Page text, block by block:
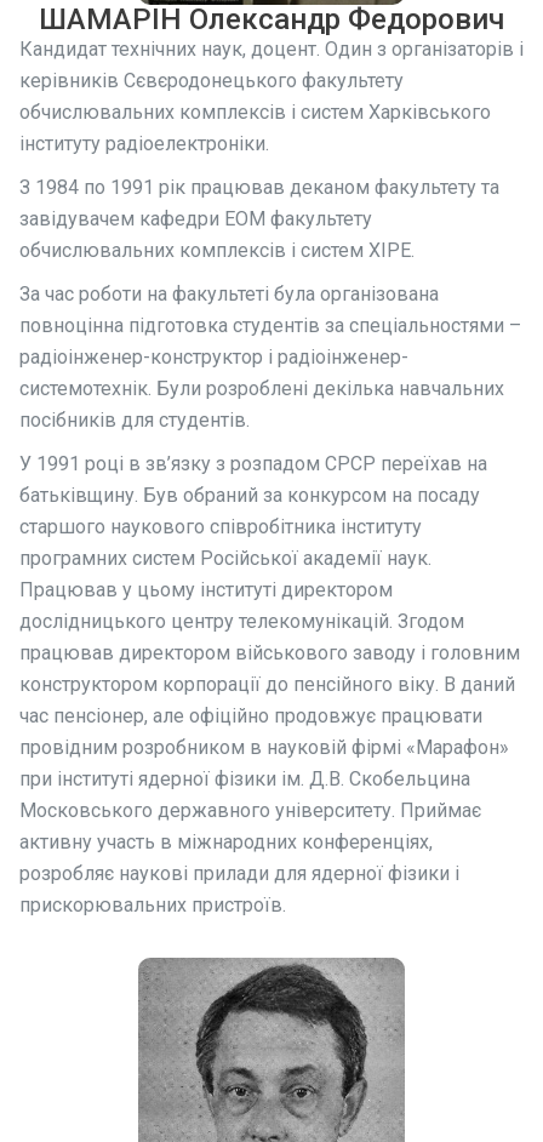
ШАМАРІН Олександр Федорович
Кандидат технічних наук, доцент. Один з організаторів і
керівників Сєвєродонецького факультету
обчислювальних комплексів і систем Харківського
інституту радіоелектроніки.
З 1984 по 1991 рік працював деканом факультету та
завідувачем кафедри ЕОМ факультету
обчислювальних комплексів і систем ХІРЕ.
За час роботи на факультеті була організована
повноцінна підготовка студентів за спеціальностями –
радіоінженер-конструктор і радіоінженер-
системотехнік. Були розроблені декілька навчальних
посібників для студентів.
У 1991 році в зв’язку з розпадом СРСР переїхав на
батьківщину. Був обраний за конкурсом на посаду
старшого наукового співробітника інституту
програмних систем Російської академії наук.
Працював у цьому інституті директором
дослідницького центру телекомунікацій. Згодом
працював директором військового заводу і головним
конструктором корпорації до пенсійного віку. В даний
час пенсіонер, але офіційно продовжує працювати
провідним розробником в науковій фірмі «Марафон»
при інституті ядерної фізики ім. Д.В. Скобельцина
Московського державного університету. Приймає
активну участь в міжнародних конференціях,
розробляє наукові прилади для ядерної фізики і
прискорювальних пристроїв.